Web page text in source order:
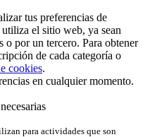
tus preferencias de
el sitio web, ya sean
o por un tercero. Para obtener
de cada categoría o
cookies.
en cualquier momento.
para actividades que son